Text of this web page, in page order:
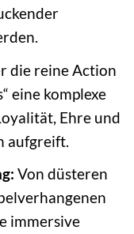
die reine Action
eine komplexe
Ehre und
aufgreift.
Von düsteren
immersive